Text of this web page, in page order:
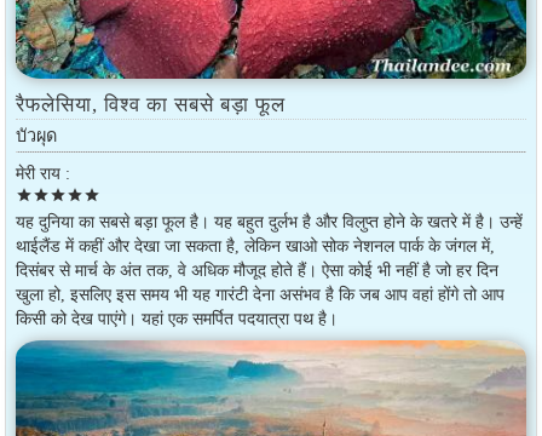
रैफलेसिया, विश्व का सबसे बड़ा फूल
บัวผุด
मेरी राय :
starstarstarstarstar
यह दुनिया का सबसे बड़ा फूल है। यह बहुत दुर्लभ है और विलुप्त होने के खतरे में है। उन्हें
थाईलैंड में कहीं और देखा जा सकता है, लेकिन खाओ सोक नेशनल पार्क के जंगल में,
दिसंबर से मार्च के अंत तक, वे अधिक मौजूद होते हैं। ऐसा कोई भी नहीं है जो हर दिन
खुला हो, इसलिए इस समय भी यह गारंटी देना असंभव है कि जब आप वहां होंगे तो आप
किसी को देख पाएंगे। यहां एक समर्पित पदयात्रा पथ है।